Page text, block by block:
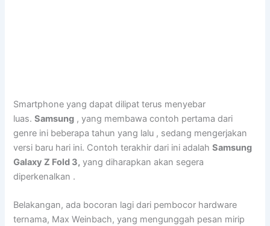
Smartphone yang dapat dilipat terus menyebar
luas.Samsung , yang membawa contoh pertama dari
genre ini beberapa tahun yang lalu , sedang mengerjakan
versi baru hari ini. Contoh terakhir dari ini adalahSamsung
Galaxy Z Fold 3, yang diharapkan akan segera
diperkenalkan .
Belakangan, ada bocoran lagi dari pembocor hardware
ternama, Max Weinbach, yang mengunggah pesan mirip